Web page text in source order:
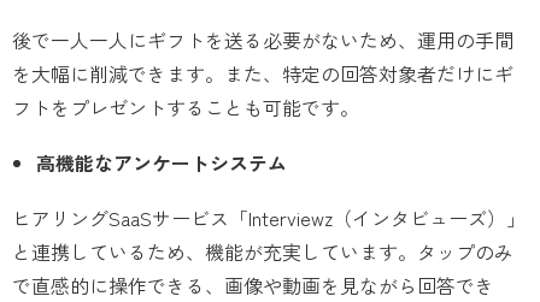
後で一人一人にギフトを送る必要がないため、運用の手間
を大幅に削減できます。また、特定の回答対象者だけにギ
フトをプレゼントすることも可能です。
高機能なアンケートシステム
ヒアリングSaaSサービス「Interviewz（インタビューズ）」
と連携しているため、機能が充実しています。タップのみ
で直感的に操作できる、画像や動画を見ながら回答でき